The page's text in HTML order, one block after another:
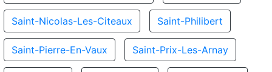
Saint-Nicolas-Les-Citeaux Saint-Philibert
Saint-Pierre-En-Vaux Saint-Prix-Les-Arnay